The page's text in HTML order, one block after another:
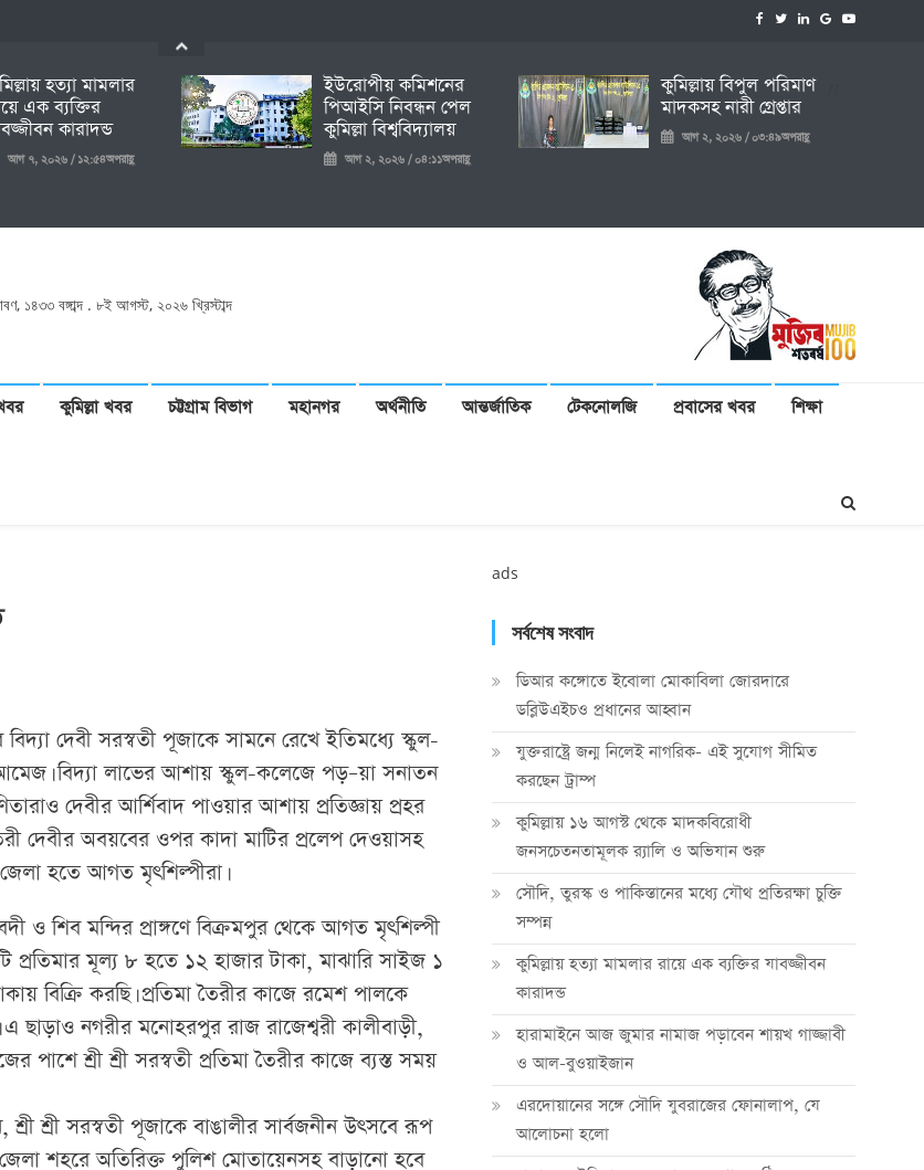
হত্যা মামলার
এক ব্যক্তির
কারাদন্ড
আগ ৭, ২০২৬ / ১২:৫৪অপরাহ্ণ
ইউরোপীয় কমিশনের
পিআইসি নিবন্ধন পেল
কুমিল্লা বিশ্ববিদ্যালয়
আগ ২, ২০২৬ / ০৪:১১অপরাহ্ণ
কুমিল্লায় বিপুল পরিমাণ
মাদকসহ নারী গ্রেপ্তার
আগ ২, ২০২৬ / ০৩:৪৯অপরাহ্ণ
১৪৩৩ বঙ্গাব্দ . ৮ই আগস্ট, ২০২৬ খ্রিস্টাব্দ
কুমিল্লা খবর চট্টগ্রাম বিভাগ মহানগর অর্থনীতি আন্তর্জাতিক টেকনোলজি প্রবাসের খবর শিক্ষা
দেবী সরস্বতী পূজাকে সামনে রেখে ইতিমধ্যে স্কুল-
বিদ্যা লাভের আশায় স্কুল-কলেজে পড়–য়া সনাতন
দেবীর আর্শিবাদ পাওয়ার আশায় প্রতিজ্ঞায় প্রহর
দেবীর অবয়বের ওপর কাদা মাটির প্রলেপ দেওয়াসহ
হতে আগত মৃৎশিল্পীরা।
ও শিব মন্দির প্রাঙ্গণে বিক্রমপুর থেকে আগত মৃৎশিল্পী
প্রতিমার মূল্য ৮ হতে ১২ হাজার টাকা, মাঝারি সাইজ ১
বিক্রি করছি। প্রতিমা তৈরীর কাজে রমেশ পালকে
নগরীর মনোহরপুর রাজ রাজেশ্বরী কালীবাড়ী,
পাশে শ্রী শ্রী সরস্বতী প্রতিমা তৈরীর কাজে ব্যস্ত সময়
শ্রী সরস্বতী পূজাকে বাঙালীর সার্বজনীন উৎসবে রূপ
শহরে অতিরিক্ত পুলিশ মোতায়েনসহ বাড়ানো হবে
ads
সর্বশেষ সংবাদ
ডিআর কঙ্গোতে ইবোলা মোকাবিলা জোরদারে
ডব্লিউএইচও প্রধানের আহ্বান
যুক্তরাষ্ট্রে জন্ম নিলেই নাগরিক- এই সুযোগ সীমিত
করছেন ট্রাম্প
কুমিল্লায় ১৬ আগস্ট থেকে মাদকবিরোধী
জনসচেতনতামূলক র‍্যালি ও অভিযান শুরু
সৌদি, তুরস্ক ও পাকিস্তানের মধ্যে যৌথ প্রতিরক্ষা চুক্তি
সম্পন্ন
কুমিল্লায় হত্যা মামলার রায়ে এক ব্যক্তির যাবজ্জীবন
কারাদন্ড
হারামাইনে আজ জুমার নামাজ পড়াবেন শায়খ গাজ্জাবী
ও আল-বুওয়াইজান
এরদোয়ানের সঙ্গে সৌদি যুবরাজের ফোনালাপ, যে
আলোচনা হলো